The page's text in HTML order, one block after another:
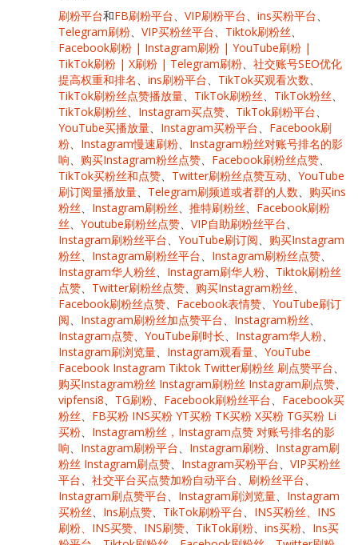
刷粉平台和FB刷粉平台、 VIP刷粉平台、 ins买粉平台、
Telegram刷粉、 VIP买粉丝平台、 Tiktok刷粉丝、
Facebook刷粉 | Instagram刷粉 | YouTube刷粉 |
TikTok刷粉 | X刷粉 | Telegram刷粉、 社交账号SEO优化
提高权重和排名、 ins刷粉平台、 TikTok买观看次数、
TikTok刷粉丝点赞播放量、 TikTok刷粉丝、 TikTok粉丝、
TikTok刷粉丝、 Instagram买点赞、 TikTok刷粉平台、
YouTube买播放量、 Instagram买粉平台、 Facebook刷
粉、 Instagram慢速刷粉、 Instagram粉丝对账号排名的影
响、 购买Instagram粉丝点赞、 Facebook刷粉丝点赞、
TikTok买粉丝和点赞、 Twitter刷粉丝点赞互动、 YouTube
刷订阅量播放量、 Telegram刷频道或者群的人数、 购买ins
粉丝、 Instagram刷粉丝、 推特刷粉丝、 Facebook刷粉
丝、 Youtube刷粉丝点赞、 VIP自助刷粉丝平台、
Instagram刷粉丝平台、 YouTube刷订阅、 购买Instagram
粉丝、 Instagram刷粉丝平台、 Instagram刷粉丝点赞、
Instagram华人粉丝、 Instagram刷华人粉、 Tiktok刷粉丝
点赞、 Twitter刷粉丝点赞、 购买Instagram粉丝、
Facebook刷粉丝点赞、 Facebook表情赞、 YouTube刷订
阅、 Instagram刷粉丝加点赞平台、 Instagram粉丝、
Instagram点赞、 YouTube刷时长、 Instagram华人粉、
Instagram刷浏览量、 Instagram观看量、 YouTube
Facebook Instagram Tiktok Twitter刷粉丝 刷点赞平台、
购买Instagram粉丝 Instagram刷粉丝 Instagram刷点赞、
vipfensi8、 TG刷粉、 Facebook刷粉丝平台、 Facebook买
粉丝、 FB买粉 INS买粉 YT买粉 TK买粉 X买粉 TG买粉 Li
买粉、 Instagram粉丝，Instagram点赞 对账号排名的影
响、 Instagram刷粉平台、 Instagram刷粉、 Instagram刷
粉丝 Instagram刷点赞、 Instagram买粉平台、 VIP买粉丝
平台、 社交平台买点赞加粉自动平台、 刷粉丝平台、
Instagram刷点赞平台、 Instagram刷浏览量、 Instagram
买粉丝、 Ins刷点赞、 TikTok刷粉平台、 INS买粉丝、INS
刷粉、INS买赞、INS刷赞、 TikTok刷粉、 ins买粉、 Ins买